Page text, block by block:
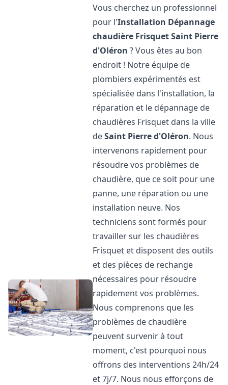
Vous cherchez un professionnel
pour l'Installation Dépannage
chaudière FrisquetSaint Pierre
d'Oléron ? Vous êtes au bon
endroit ! Notre équipe de
plombiers expérimentés est
spécialisée dans l'installation, la
réparation et le dépannage de
chaudières Frisquet dans la ville
deSaint Pierre d'Oléron. Nous
intervenons rapidement pour
résoudre vos problèmes de
chaudière, que ce soit pour une
panne, une réparation ou une
installation neuve. Nos
techniciens sont formés pour
travailler sur les chaudières
Frisquet et disposent des outils
et des pièces de rechange
nécessaires pour résoudre
rapidement vos problèmes.
Nous comprenons que les
problèmes de chaudière
peuvent survenir à tout
moment, c'est pourquoi nous
offrons des interventions 24h/24
et 7j/7. Nous nous efforçons de